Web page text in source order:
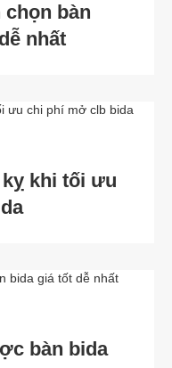
bàn
nhất
khi tối ưu
bàn bida